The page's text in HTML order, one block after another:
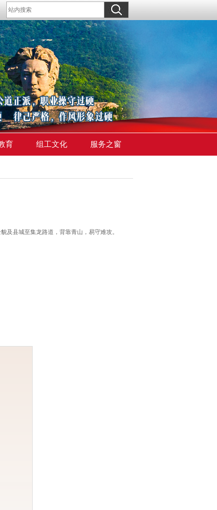
育 组工文化 服务之窗
及县城至集龙路道，背靠青山，易守难攻。